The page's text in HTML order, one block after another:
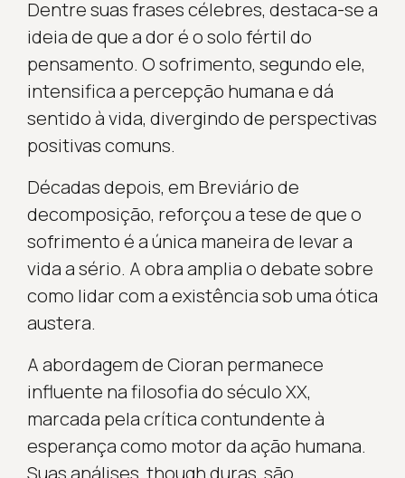
Dentre suas frases célebres, destaca-se a
ideia de que a dor é o solo fértil do
pensamento. O sofrimento, segundo ele,
intensifica a percepção humana e dá
sentido à vida, divergindo de perspectivas
positivas comuns.
Décadas depois, em Breviário de
decomposição, reforçou a tese de que o
sofrimento é a única maneira de levar a
vida a sério. A obra amplia o debate sobre
como lidar com a existência sob uma ótica
austera.
A abordagem de Cioran permanece
influente na filosofia do século XX,
marcada pela crítica contundente à
esperança como motor da ação humana.
Suas análises, though duras, são